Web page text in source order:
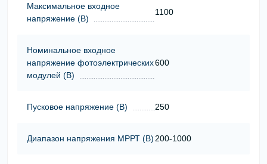
Максимальное входное
напряжение (В)
1100
Номинальное входное
напряжение фотоэлектрических
модулей (В)
600
Пусковое напряжение (В) 250
Диапазон напряжения МРРТ (В) 200-1000